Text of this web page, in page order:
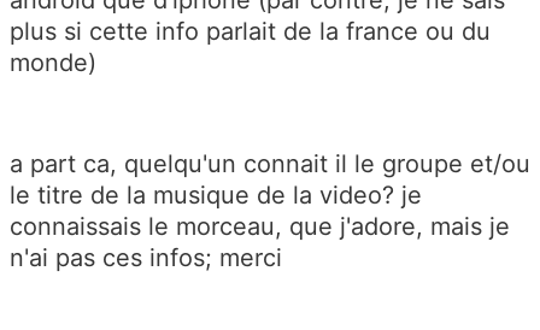
plus si cette info parlait de la france ou du
monde)
a part ca, quelqu'un connait il le groupe et/ou
le titre de la musique de la video? je
connaissais le morceau, que j'adore, mais je
n'ai pas ces infos; merci